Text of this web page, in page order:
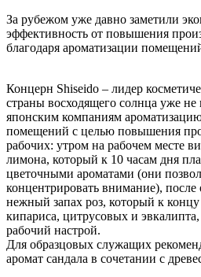
За рубежом уже давно заметили
эффективность от повышения
благодаря ароматизации
Концерн Shiseido – лидер
страны восходящего солнца уже не
японским компаниям
помещений с целью повышения
рабочих: утром на рабочем месте
лимона, который к 10 часам дня
цветочными ароматами (они
концентрировать внимание), после
нежный запах роз, который к
кипариса, цитрусовых и
рабочий настрой.
Для образцовых служащих
аромат сандала в сочетании с